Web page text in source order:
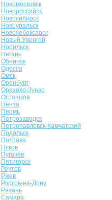
Новомосковск
Новороссийск
Новосибирск
Новоуральск
Новочебоксарск
Новый Уренгой
Норильск
Нягань
Обнинск
Одесса
Омск
Оренбург
Орехово-Зуево
Осташков
Пенза
Пермь
Петрозаводск
Петропавловск-Камчатский
Подольск
Полтава
Псков
Пугачёв
Пятигорск
Реутов
Ржев
Ростов-на-Дону
Рязань
Самара